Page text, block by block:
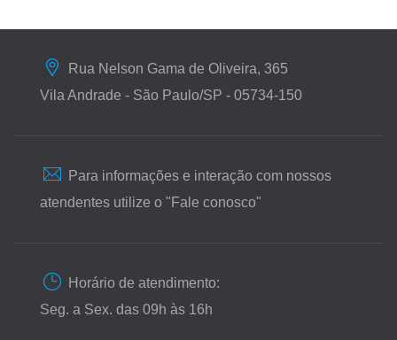
Rua Nelson Gama de Oliveira, 365
Vila Andrade - São Paulo/SP - 05734-150
Para informações e interação com nossos
atendentes utilize o "Fale conosco"
Horário de atendimento:
Seg. a Sex. das 09h às 16h